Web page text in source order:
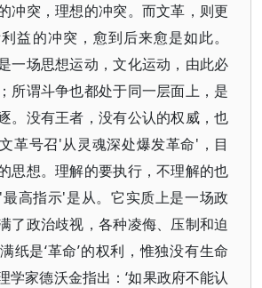
冲突，理想的冲突。而文革，则更
益的冲突，愈到后来愈是如此。
一场思想运动，文化运动，由此必
所谓斗争也都处于同一层面上，是
。没有王者，没有公认的权威，也
革号召'从灵魂深处爆发革命'，目
思想。理解的要执行，不理解的也
高指示'是从。它实质上是一场政
了政治歧视，各种凌侮、压制和迫
纸是‘革命’的权利，惟独没有生命
学家德沃金指出：‘如果政府不能认